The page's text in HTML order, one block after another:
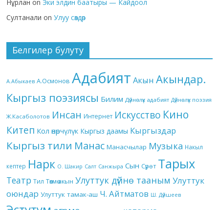
Нұрлан on Эки элдин баатыры — Кайдоол
Султанали onУлуу сөздөр
Белгилер булуту
А.Абыкаев А.Осмонов Адабият Акын Акындар.
Кыргыз поэзиясы Билим Дүйнөлүк адабият Дүйнөлүк поэзия
Ж.Касаболотов Инсан Интернет Искусство Кино
Китеп Кол өнөрчүлүк Кыргыз даамы Кыргыздар
Кыргыз тили Манас Манасчылар Музыка Накыл
кептер Нарк О. Шакир Салт Санжыра Сын Сүрөт Тарых
Театр Тил Төкмө акын Улуттук дүйнө тааным Улуттук
оюндар Улуттук тамак-аш Ч. Айтматов Ш. Дүйшеев